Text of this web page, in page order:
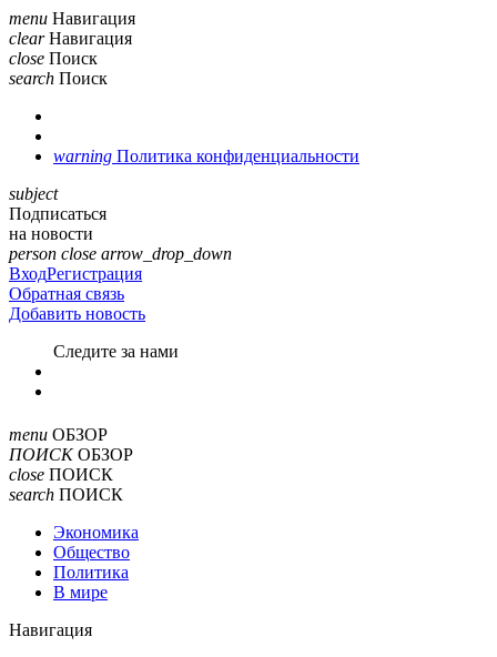
menu Навигация
clear Навигация
close Поиск
search Поиск
warning Политика конфиденциальности
subject
Подписаться
на новости
person close arrow_drop_down
ВходРегистрация
Обратная связь
Добавить новость
Cледите за нами
menu ОБЗОР
ПОИСК ОБЗОР
close ПОИСК
search ПОИСК
Экономика
Общество
Политика
В мире
Навигация